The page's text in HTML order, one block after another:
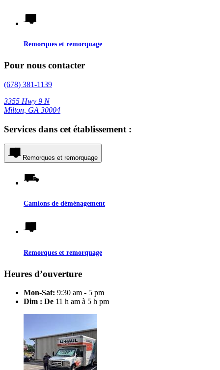
Remorques et remorquage
Pour nous contacter
(678) 381-1139
3355 Hwy 9 N
Milton, GA 30004
Services dans cet établissement :
Remorques et remorquage
Camions de déménagement
Remorques et remorquage
Heures d’ouverture
Mon-Sat: 9:30 am - 5 pm
Dim : De 11 h am à 5 h pm